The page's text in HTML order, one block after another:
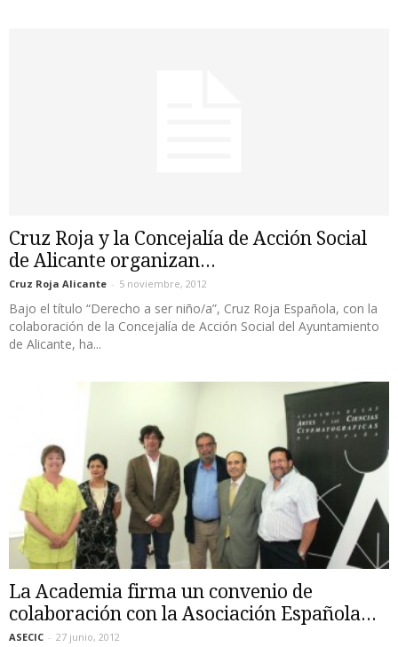
Cruz Roja y la Concejalía de Acción Social
de Alicante organizan...
Cruz Roja Alicante - 5 noviembre, 2012
Bajo el título “Derecho a ser niño/a”, Cruz Roja Española, con la
colaboración de la Concejalía de Acción Social del Ayuntamiento
de Alicante, ha...
La Academia firma un convenio de
colaboración con la Asociación Española...
ASECIC - 27 junio, 2012